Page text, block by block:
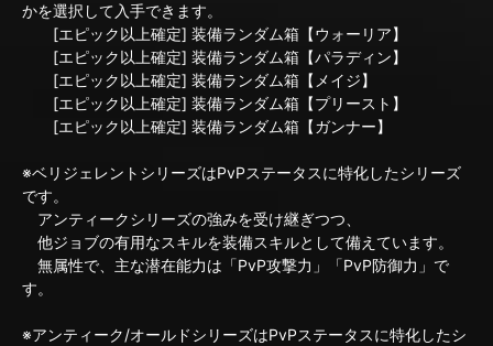
かを選択して入手できます。
[エピック以上確定] 装備ランダム箱【ウォーリア】
[エピック以上確定] 装備ランダム箱【パラディン】
[エピック以上確定] 装備ランダム箱【メイジ】
[エピック以上確定] 装備ランダム箱【プリースト】
[エピック以上確定] 装備ランダム箱【ガンナー】
※ベリジェレントシリーズはPvPステータスに特化したシリーズ
です。
アンティークシリーズの強みを受け継ぎつつ、
他ジョブの有用なスキルを装備スキルとして備えています。
無属性で、主な潜在能力は「PvP攻撃力」「PvP防御力」で
す。
※アンティーク/オールドシリーズはPvPステータスに特化したシ